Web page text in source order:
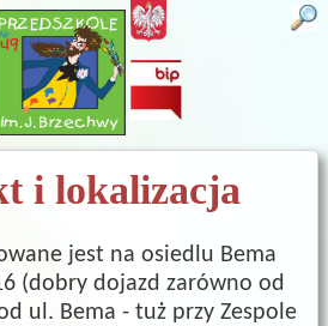
i lokalizacja
jest na osiedlu Bema
(dobry dojazd zarówno od
ul. Bema - tuż przy Zespole